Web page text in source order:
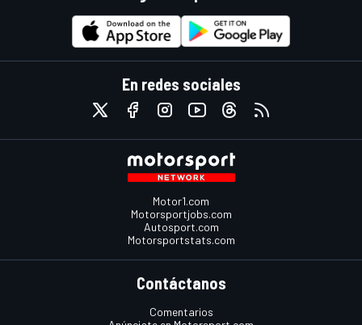
En redes sociales
Motor1.com
Motorsportjobs.com
Autosport.com
Motorsportstats.com
Contáctanos
Comentarios